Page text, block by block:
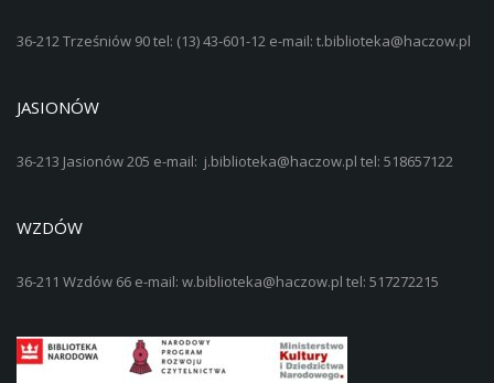
36-212 Trześniów 90 tel: (13) 43-601-12 e-mail: t.biblioteka@haczow.pl
JASIONÓW
36-213 Jasionów 205 e-mail: j.biblioteka@haczow.pl tel: 518657122
WZDÓW
36-211 Wzdów 66 e-mail: w.biblioteka@haczow.pl tel: 517272215